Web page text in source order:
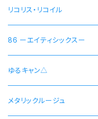
リコリス・リコイル
錦木千束 DA 1st モデル 腕
井ノ上たきな DA 2nd モデ
86 ーエイティシックスー
シン 連邦国ver モデル
シン 共和国ver モデル
ゆるキャン△
野クルver
メタリックルージュ